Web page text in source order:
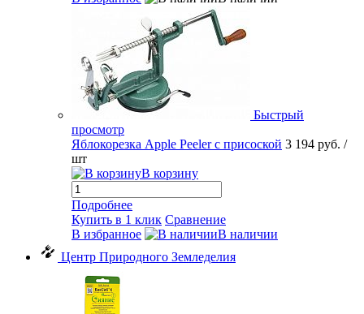
Быстрый
просмотр
Яблокорезка Apple Peeler с присоской 3 194 руб. /
шт
В корзину
Подробнее
Купить в 1 клик Сравнение
В избранное
В наличии
Центр Природного Земледелия